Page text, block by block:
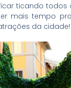
ticando
mais tempo
da cidade!